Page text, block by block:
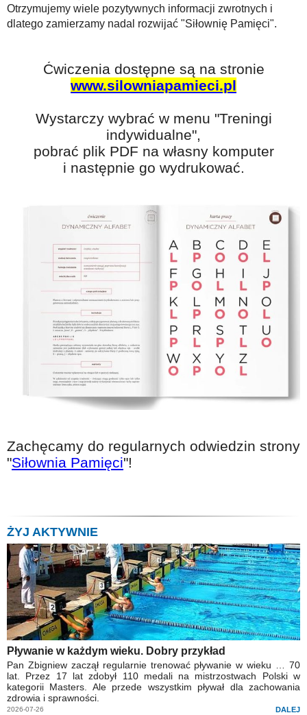
Warto naśladować
Coś dla ducha
O finansach i społeczeństwie - edukacja nie tylko dla 60plus
Stop samotności
Z internetem za pan brat
Bezpiecznie i w zgodzie z prawem
Otrzymujemy wiele pozytywnych informacji zwrotnych i
dlatego zamierzamy nadal rozwijać "Siłownię Pamięci".
Ćwiczenia dostępne są na stronie
www.silowniapamieci.pl
Wystarczy wybrać w menu "Treningi
indywidualne",
pobrać plik PDF na własny komputer
i następnie go wydrukować.
Zachęcamy do regularnych odwiedzin strony
"Siłownia Pamięci"!
ŻYJ AKTYWNIE
Pływanie w każdym wieku. Dobry przykład
Pan Zbigniew zaczął regularnie trenować pływanie w wieku … 70
lat. Przez 17 lat zdobył 110 medali na mistrzostwach Polski w
kategorii Masters. Ale przede wszystkim pływał dla zachowania
zdrowia i sprawności.
2026-07-26 DALEJ